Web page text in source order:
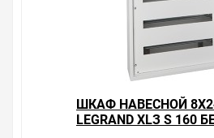
белый RAL 9003 на складе
Также можно получить
продаем, узнать преимущества
получить информацию об
особенностях товара, который
Мы всегда рады помочь,
подробно о товарах из нашего
Свяжитесь с нами любым
ШКАФ НАВЕСНОЙ
LEGRAND XLЗ S 160